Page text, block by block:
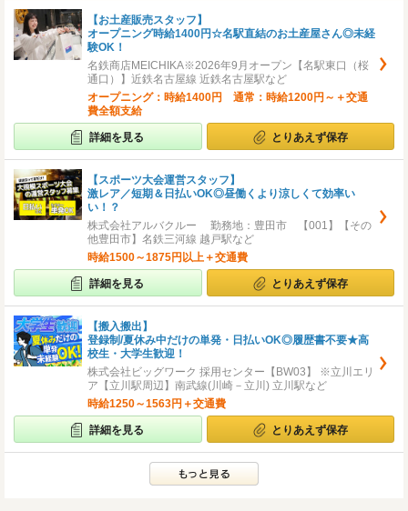
【お土産販売スタッフ】
オープニング時給1400円☆名駅直結のお土産屋さん◎未経
験OK！
名鉄商店MEICHIKA※2026年9月オープン【名駅東口（桜
通口）】近鉄名古屋線 近鉄名古屋駅など
オープニング：時給1400円 通常：時給1200円～＋交通
費全額支給
詳細を見る とりあえず保存
【スポーツ大会運営スタッフ】
激レア／短期＆日払いOK◎昼働くより涼しくて効率い
い！？
株式会社アルバクルー 勤務地：豊田市 【001】【その
他豊田市】名鉄三河線 越戸駅など
時給1500～1875円以上＋交通費
詳細を見る とりあえず保存
【搬入搬出】
登録制/夏休み中だけの単発・日払いOK◎履歴書不要★高
校生・大学生歓迎！
株式会社ビッグワーク 採用センター【BW03】 ※立川エリ
ア【立川駅周辺】南武線(川崎－立川) 立川駅など
時給1250～1563円＋交通費
詳細を見る とりあえず保存